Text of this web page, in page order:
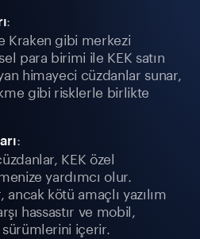
:
Kraken gibi merkezi
para birimi ile KEK satın
himayeci cüzdanlar sunar,
gibi risklerle birlikte
:
KEK özel
yardımcı olur.
kötü amaçlı yazılım
hassastır ve mobil,
sürümlerini içerir.